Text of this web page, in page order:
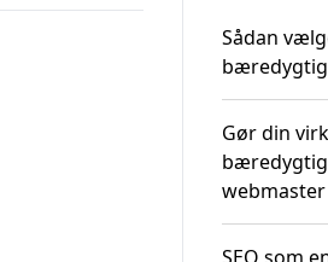
Sådan
Gør din
bæredygtig
webmaster